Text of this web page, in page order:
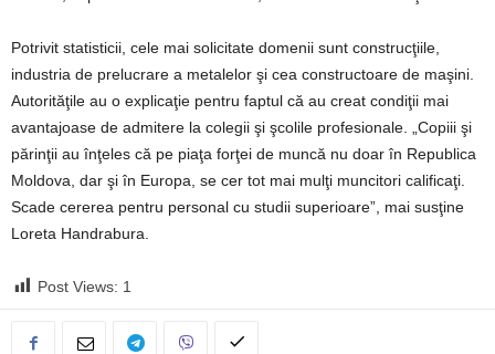
Potrivit statisticii, cele mai solicitate domenii sunt construcţiile,
industria de prelucrare a metalelor şi cea constructoare de maşini.
Autorităţile au o explicaţie pentru faptul că au creat condiţii mai
avantajoase de admitere la colegii şi şcolile profesionale. „Copiii şi
părinţii au înţeles că pe piaţa forţei de muncă nu doar în Republica
Moldova, dar şi în Europa, se cer tot mai mulţi muncitori calificaţi.
Scade cererea pentru personal cu studii superioare”, mai susţine
Loreta Handrabura.
Post Views: 1